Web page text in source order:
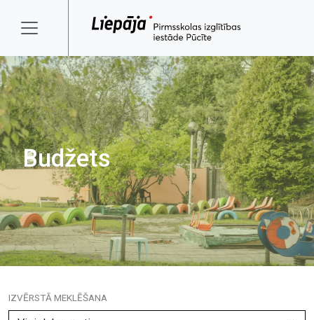
Budžets
IZVĒRSTĀ MEKLĒŠANA